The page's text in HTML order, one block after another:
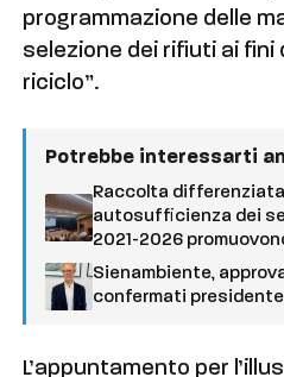
programmazione delle
selezione dei rifiuti ai fini
riciclo”.
Potrebbe interessarti
Raccolta
autosufficienza dei
2021-2026
Sienambiente,
confermati presidente
L’appuntamento per